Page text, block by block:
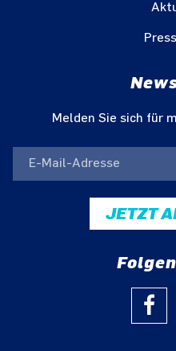
Melden Sie sich für
JETZT